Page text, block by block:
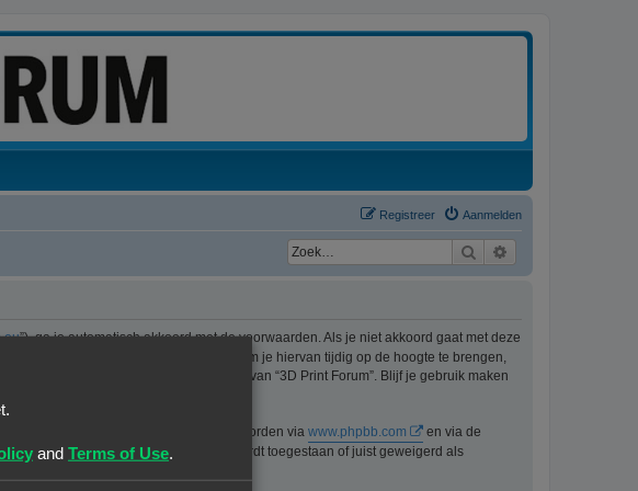
Aanmelden
Registreer
Zoek
”), ga je automatisch akkoord met de voorwaarden. Als je niet akkoord gaat met deze
te wijzigen en zullen ons best doen om je hiervan tijdig op de hoogte te brengen,
maak dan niet langer gebruik van “3D Print Forum”. Blijf je gebruik maken
(hierna “GPL”) en kan gedownload worden via www.phpbb.com
en via de
is niet verantwoordelijk voor wat wordt toegestaan of juist geweigerd als
and Terms of Use.